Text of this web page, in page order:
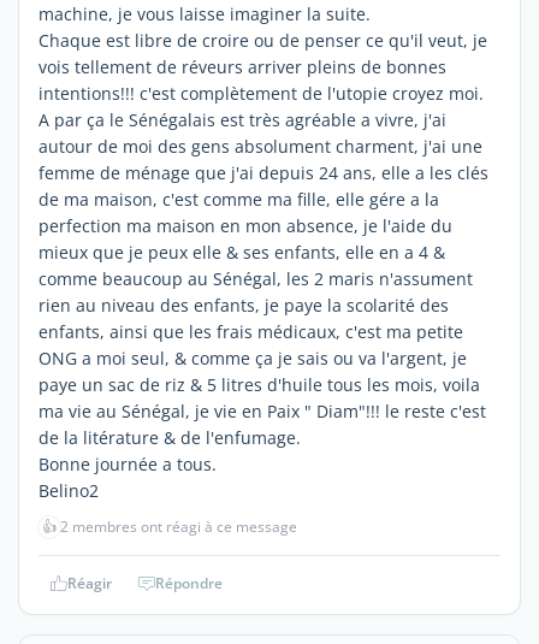
machine, je vous laisse imaginer la suite.
Chaque est libre de croire ou de penser ce qu'il veut, je
vois tellement de réveurs arriver pleins de bonnes
intentions!!! c'est complètement de l'utopie croyez moi.
A par ça le Sénégalais est très agréable a vivre, j'ai
autour de moi des gens absolument charment, j'ai une
femme de ménage que j'ai depuis 24 ans, elle a les clés
de ma maison, c'est comme ma fille, elle gére a la
perfection ma maison en mon absence, je l'aide du
mieux que je peux elle & ses enfants, elle en a 4 &
comme beaucoup au Sénégal, les 2 maris n'assument
rien au niveau des enfants, je paye la scolarité des
enfants, ainsi que les frais médicaux, c'est ma petite
ONG a moi seul, & comme ça je sais ou va l'argent, je
paye un sac de riz & 5 litres d'huile tous les mois, voila
ma vie au Sénégal, je vie en Paix " Diam"!!! le reste c'est
de la litérature & de l'enfumage.
Bonne journée a tous.
Belino2
👍2 membres ont réagi à ce message
Réagir Répondre